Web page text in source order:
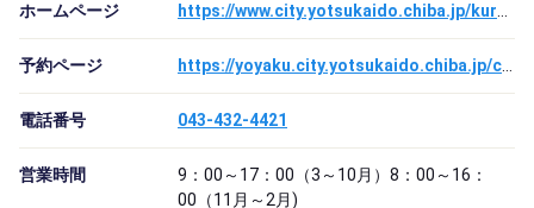
ホームページ
予約ページ
電話番号 043-432-4421
営業時間
9：00～17：00（3～10月）8：00～16：
00（11月～2月)